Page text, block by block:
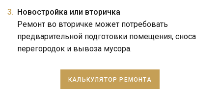
Новостройка или вторичка
Ремонт во вторичке может потребовать
предварительной подготовки помещения, сноса
перегородок и вывоза мусора.
КАЛЬКУЛЯТОР РЕМОНТА